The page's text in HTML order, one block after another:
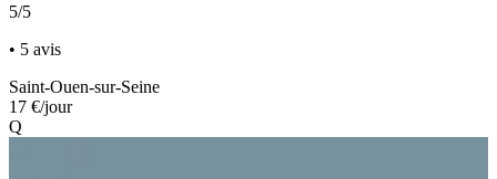
5/5
• 5 avis
Saint-Ouen-sur-Seine
17 €/jour
Q